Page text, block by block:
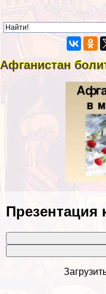
Афганистан
Презентация